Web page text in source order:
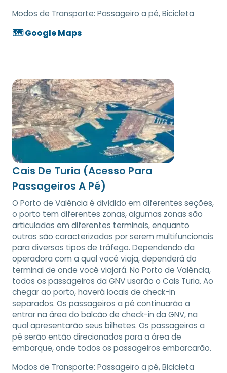
Modos de Transporte: Passageiro a pé, Bicicleta
🗺️ Google Maps
Cais De Turia (Acesso Para
Passageiros A Pé)
O Porto de Valência é dividido em diferentes seções,
o porto tem diferentes zonas, algumas zonas são
articuladas em diferentes terminais, enquanto
outras são caracterizadas por serem multifuncionais
para diversos tipos de tráfego. Dependendo da
operadora com a qual você viaja, dependerá do
terminal de onde você viajará. No Porto de Valência,
todos os passageiros da GNV usarão o Cais Turia. Ao
chegar ao porto, haverá locais de check-in
separados. Os passageiros a pé continuarão a
entrar na área do balcão de check-in da GNV, na
qual apresentarão seus bilhetes. Os passageiros a
pé serão então direcionados para a área de
embarque, onde todos os passageiros embarcarão.
Modos de Transporte: Passageiro a pé, Bicicleta